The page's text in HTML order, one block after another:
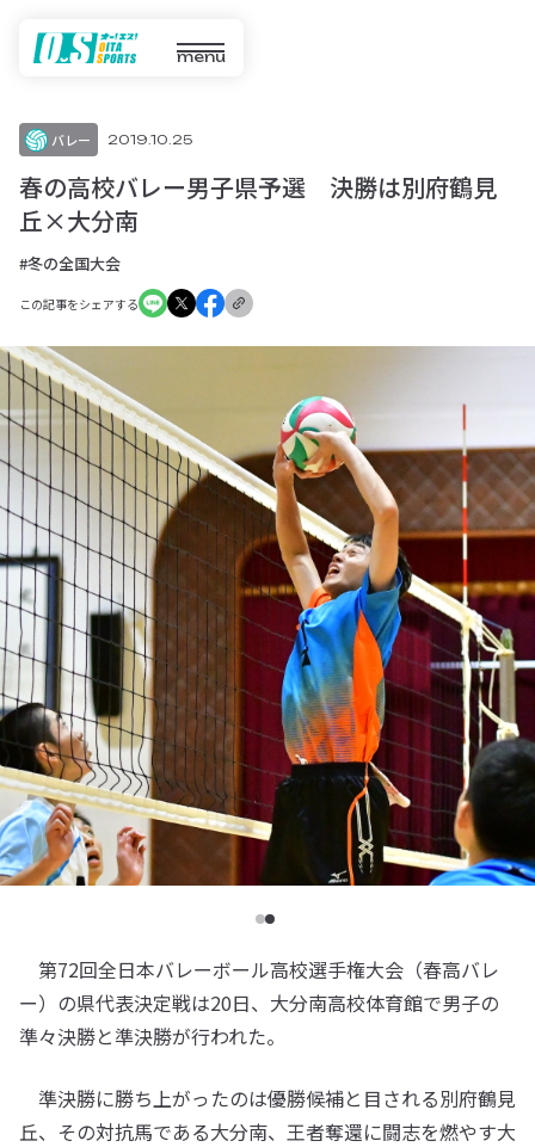
menu
バレー 2019.10.25
春の高校バレー男子県予選 決勝は別府鶴見
丘×大分南
#冬の全国大会
この記事をシェアする
第72回全日本バレーボール高校選手権大会（春高バレ
ー）の県代表決定戦は20日、大分南高校体育館で男子の
準々決勝と準決勝が行われた。
準決勝に勝ち上がったのは優勝候補と目される別府鶴見
丘、その対抗馬である大分南、王者奪還に闘志を燃やす大